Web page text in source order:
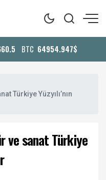
BTC 64954.947$
Türkiye Yüzyılı’nın
ve sanat Türkiye